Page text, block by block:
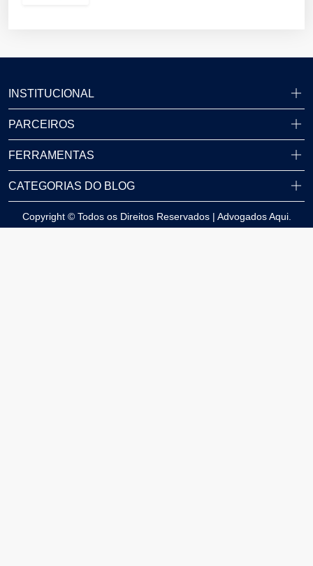
INSTITUCIONAL
PARCEIROS
FERRAMENTAS
CATEGORIAS DO BLOG
Copyright © Todos os Direitos Reservados | Advogados Aqui.